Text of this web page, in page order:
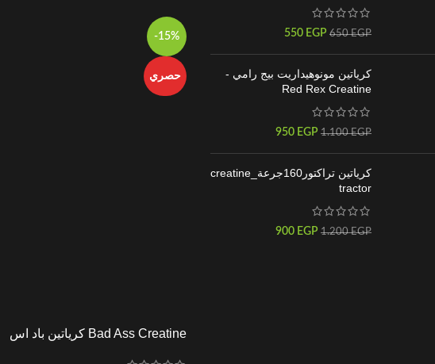
650EGP
550 EGP
كرياتين مونوهيداريت بيج رامي -
Red Rex Creatine
1.100EGP
950 EGP
كرياتين تراكتور160جرعة_creatine
tractor
1.200EGP
900 EGP
-15%
حصري
Bad Ass Creatine كرياتين باد اس